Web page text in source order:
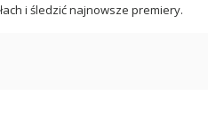
i śledzić najnowsze premiery.